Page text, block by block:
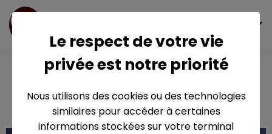
Le Concert de
Paris 2021
Le respect de votre vie
privée est notre priorité
Nous utilisons des cookies ou des technologies
similaires pour accéder à certaines
informations stockées sur votre terminal